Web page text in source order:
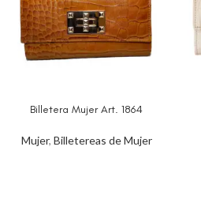
Billetera Mujer Art. 1864
Mujer, Billetereas de Mujer